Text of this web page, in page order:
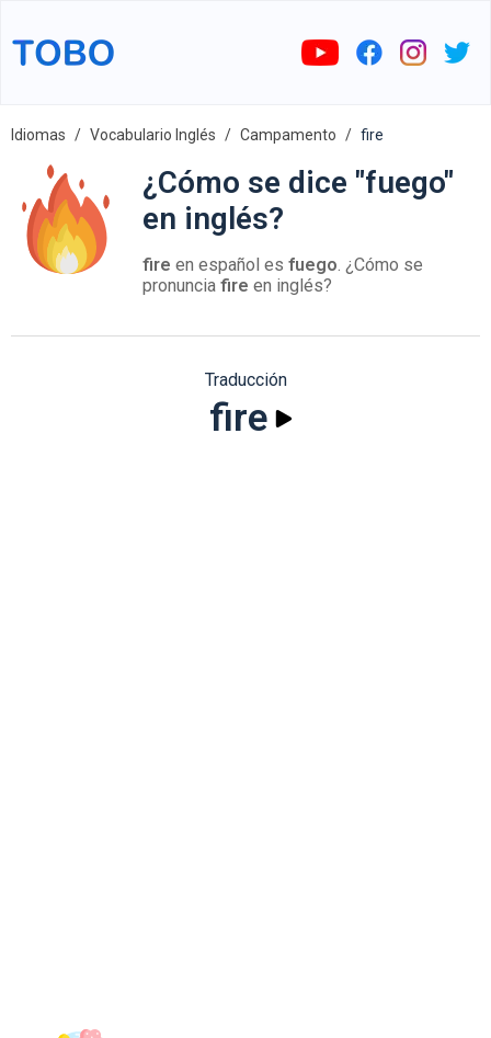
Idiomas Vocabulario Inglés Campamento fire
¿Cómo se dice "fuego"
en inglés?
fire en español es fuego. ¿Cómo se
pronuncia fire en inglés?
Traducción
fire